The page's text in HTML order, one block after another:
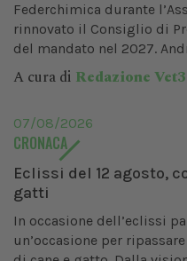
Federchimica durante
rinnovato il Consiglio di
del mandato nel 2027.
A cura di Redazione
07/08/2026
CRONACA
Eclissi del 12 agosto,
gatti
In occasione dell’eclissi
un’occasione per